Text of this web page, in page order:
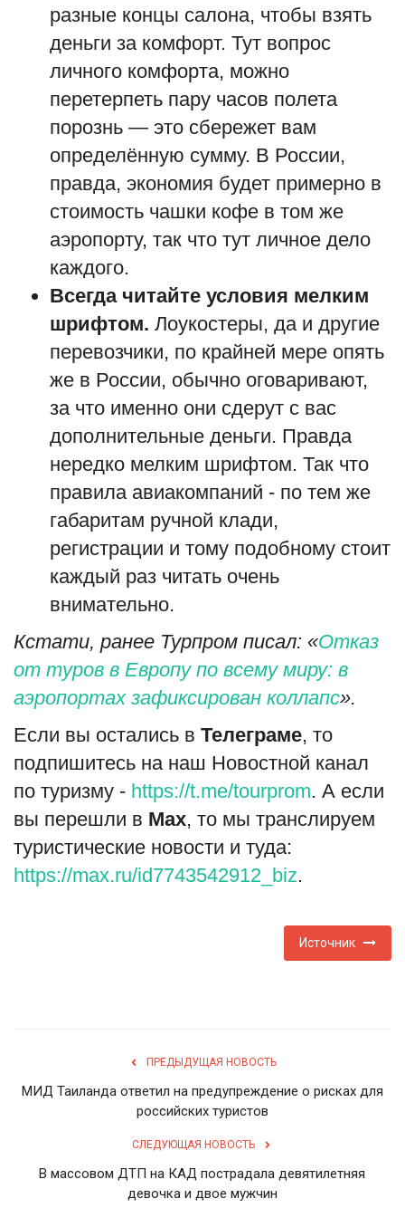
разные концы салона, чтобы взять
деньги за комфорт. Тут вопрос
личного комфорта, можно
перетерпеть пару часов полета
порознь — это сбережет вам
определённую сумму. В России,
правда, экономия будет примерно в
стоимость чашки кофе в том же
аэропорту, так что тут личное дело
каждого.
Всегда читайте условия мелким
шрифтом. Лоукостеры, да и другие
перевозчики, по крайней мере опять
же в России, обычно оговаривают,
за что именно они сдерут с вас
дополнительные деньги. Правда
нередко мелким шрифтом. Так что
правила авиакомпаний - по тем же
габаритам ручной клади,
регистрации и тому подобному стоит
каждый раз читать очень
внимательно.
Кстати, ранее Турпром писал: «Отказ
от туров в Европу по всему миру: в
аэропортах зафиксирован коллапс».
Если вы остались в Телеграме, то
подпишитесь на наш Новостной канал
по туризму - https://t.me/tourprom. А если
вы перешли в Мах, то мы транслируем
туристические новости и туда:
https://max.ru/id7743542912_biz.
Источник
ПРЕДЫДУЩАЯ НОВОСТЬ
МИД Таиланда ответил на предупреждение о рисках для
российских туристов
СЛЕДУЮЩАЯ НОВОСТЬ
В массовом ДТП на КАД пострадала девятилетняя
девочка и двое мужчин